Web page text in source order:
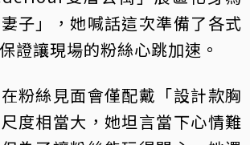
子」，她喊話這次準備了各式
證讓現場的粉絲心跳加速。
粉絲見面會僅配戴「設計款胸
度相當大，她坦言當下心情難